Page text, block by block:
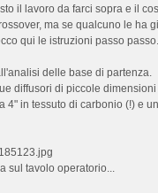
il lavoro da farci sopra e il
ma se qualcuno le ha
qui le istruzioni passo passo.
delle base di partenza.
diffusori di piccole
4" in tessuto di carbonio (!) e
sul tavolo operatorio...